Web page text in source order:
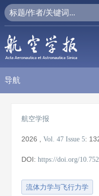
导航
航空学报
2026 ,Vol. 47 Issue 5:
DOI:https://doi.org/
流体力学与飞行力学